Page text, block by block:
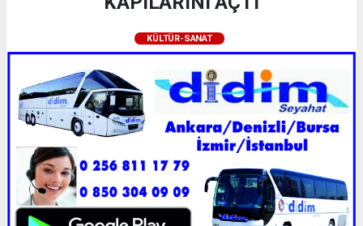
KÜLTÜR-SANAT